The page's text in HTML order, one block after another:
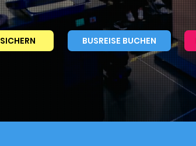
BUSREISE BUCHEN